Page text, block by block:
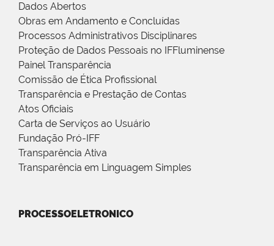
Dados Abertos
Obras em Andamento e Concluídas
Processos Administrativos Disciplinares
Proteção de Dados Pessoais no IFFluminense
Painel Transparência
Comissão de Ética Profissional
Transparência e Prestação de Contas
Atos Oficiais
Carta de Serviços ao Usuário
Fundação Pró-IFF
Transparência Ativa
Transparência em Linguagem Simples
PROCESSOELETRONICO